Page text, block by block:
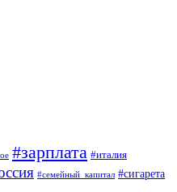
#зарплата #италия
#семейный_капитал #сигарета